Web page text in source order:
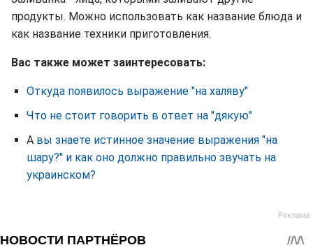
продукты. Можно использовать как название блюда и
как название техники приготовления.
Вас также может заинтересовать:
Откуда появилось выражение "на халяву"
Что не стоит говорить в ответ на "дякую"
А вы знаете истинное значение выражения "на
шару?" и как оно должно правильно звучать на
украинском?